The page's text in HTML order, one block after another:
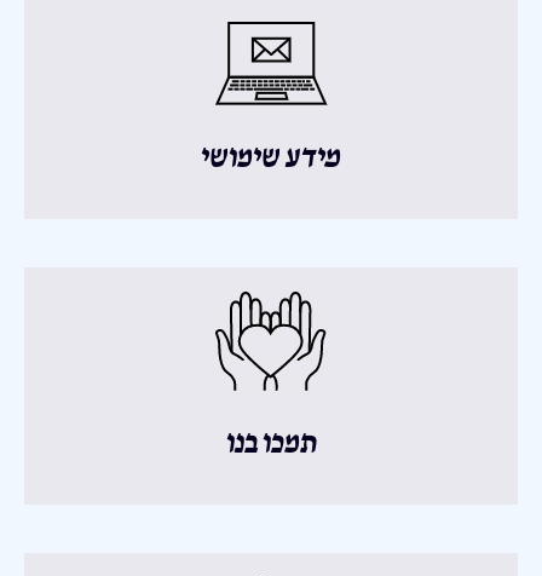
מידע שימושי
תמכו בנו